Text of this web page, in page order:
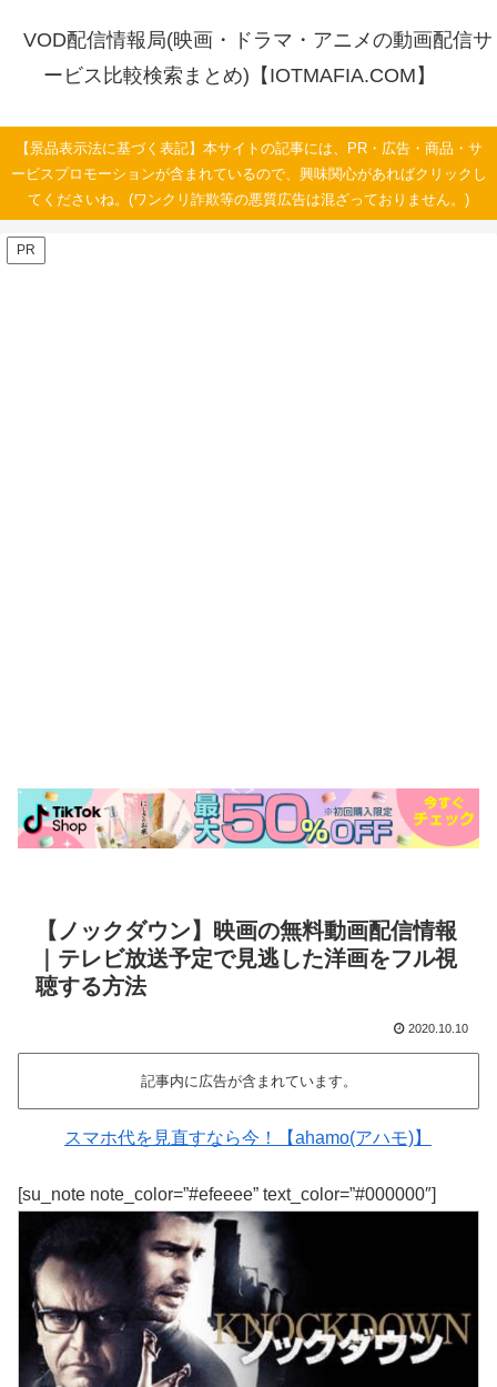
VOD配信情報局(映画・ドラマ・アニメの動画配信サ
ービス比較検索まとめ)【IOTMAFIA.COM】
【景品表示法に基づく表記】本サイトの記事には、PR・広告・商品・サ
ービスプロモーションが含まれているので、興味関心があればクリックし
てくださいね。(ワンクリ詐欺等の悪質広告は混ざっておりません。)
PR
【ノックダウン】映画の無料動画配信情報
｜テレビ放送予定で見逃した洋画をフル視
聴する方法
2020.10.10
記事内に広告が含まれています。
スマホ代を見直すなら今！【ahamo(アハモ)】
[su_note note_color=”#efeeee” text_color=”#000000″]